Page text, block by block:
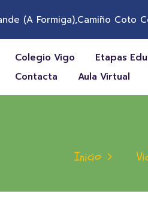
(A Formiga),Camiño Coto
Colegio Vigo Etapas
Contacta
Aula Virtual
Inicio